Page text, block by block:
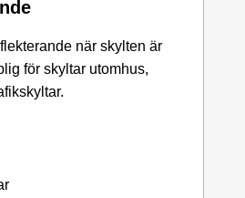
när skylten är
för skyltar utomhus,